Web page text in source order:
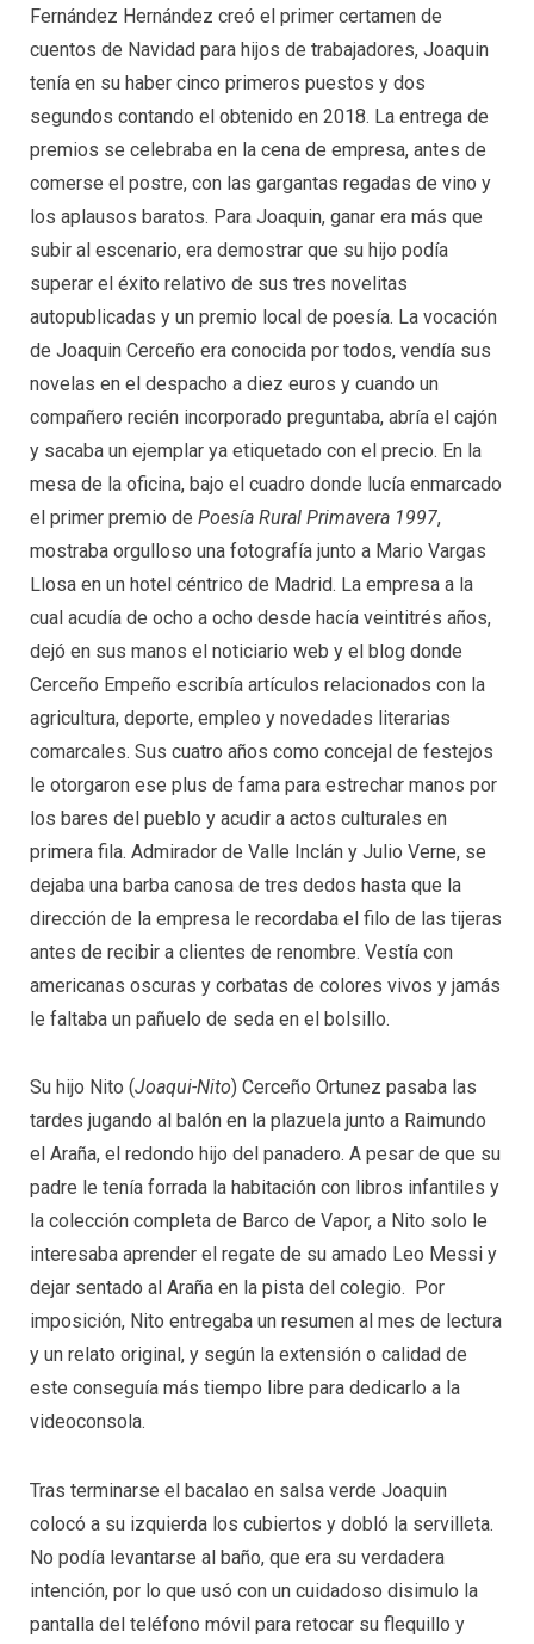
Fernández Hernández creó el primer certamen de
cuentos de Navidad para hijos de trabajadores, Joaquin
tenía en su haber cinco primeros puestos y dos
segundos contando el obtenido en 2018. La entrega de
premios se celebraba en la cena de empresa, antes de
comerse el postre, con las gargantas regadas de vino y
los aplausos baratos. Para Joaquin, ganar era más que
subir al escenario, era demostrar que su hijo podía
superar el éxito relativo de sus tres novelitas
autopublicadas y un premio local de poesía. La vocación
de Joaquin Cerceño era conocida por todos, vendía sus
novelas en el despacho a diez euros y cuando un
compañero recién incorporado preguntaba, abría el cajón
y sacaba un ejemplar ya etiquetado con el precio. En la
mesa de la oficina, bajo el cuadro donde lucía enmarcado
el primer premio de Poesía Rural Primavera 1997,
mostraba orgulloso una fotografía junto a Mario Vargas
Llosa en un hotel céntrico de Madrid. La empresa a la
cual acudía de ocho a ocho desde hacía veintitrés años,
dejó en sus manos el noticiario web y el blog donde
Cerceño Empeño escribía artículos relacionados con la
agricultura, deporte, empleo y novedades literarias
comarcales. Sus cuatro años como concejal de festejos
le otorgaron ese plus de fama para estrechar manos por
los bares del pueblo y acudir a actos culturales en
primera fila. Admirador de Valle Inclán y Julio Verne, se
dejaba una barba canosa de tres dedos hasta que la
dirección de la empresa le recordaba el filo de las tijeras
antes de recibir a clientes de renombre. Vestía con
americanas oscuras y corbatas de colores vivos y jamás
le faltaba un pañuelo de seda en el bolsillo.
Su hijo Nito (Joaqui-Nito) Cerceño Ortunez pasaba las
tardes jugando al balón en la plazuela junto a Raimundo
el Araña, el redondo hijo del panadero. A pesar de que su
padre le tenía forrada la habitación con libros infantiles y
la colección completa de Barco de Vapor, a Nito solo le
interesaba aprender el regate de su amado Leo Messi y
dejar sentado al Araña en la pista del colegio. Por
imposición, Nito entregaba un resumen al mes de lectura
y un relato original, y según la extensión o calidad de
este conseguía más tiempo libre para dedicarlo a la
videoconsola.
Tras terminarse el bacalao en salsa verde Joaquin
colocó a su izquierda los cubiertos y dobló la servilleta.
No podía levantarse al baño, que era su verdadera
intención, por lo que usó con un cuidadoso disimulo la
pantalla del teléfono móvil para retocar su flequillo y